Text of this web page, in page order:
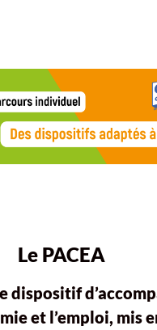
Le PACEA
dispositif
et l’emploi, mis